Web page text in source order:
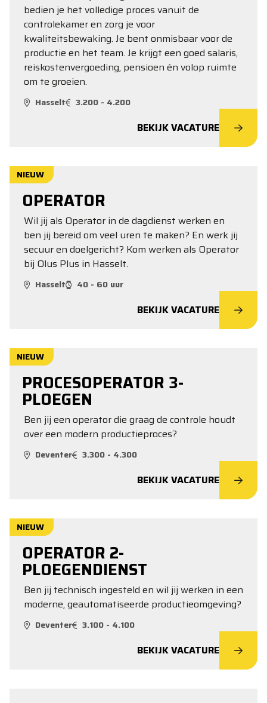
bedien je het volledige proces vanuit de
controlekamer en zorg je voor
kwaliteitsbewaking. Je bent onmisbaar voor de
productie en het team. Je krijgt een goed salaris,
reiskostenvergoeding, pensioen én volop ruimte
om te groeien.
Hasselt 3.200 - 4.200
BEKIJK VACATURE
NIEUW
OPERATOR
Wil jij als Operator in de dagdienst werken en
ben jij bereid om veel uren te maken? En werk jij
secuur en doelgericht? Kom werken als Operator
bij Olus Plus in Hasselt.
Hasselt 40 - 60 uur
BEKIJK VACATURE
NIEUW
PROCESOPERATOR 3-
PLOEGEN
Ben jij een operator die graag de controle houdt
over een modern productieproces?
Deventer 3.300 - 4.300
BEKIJK VACATURE
NIEUW
OPERATOR 2-
PLOEGENDIENST
Ben jij technisch ingesteld en wil jij werken in een
moderne, geautomatiseerde productieomgeving?
Deventer 3.100 - 4.100
BEKIJK VACATURE